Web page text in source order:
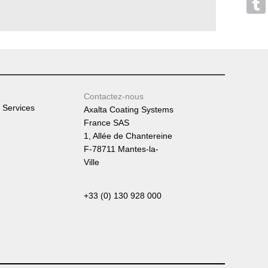
Services
Contactez-nous
Axalta Coating Systems
France SAS
1, Allée de Chantereine
F-78711 Mantes-la-
Ville
+33 (0) 130 928 000